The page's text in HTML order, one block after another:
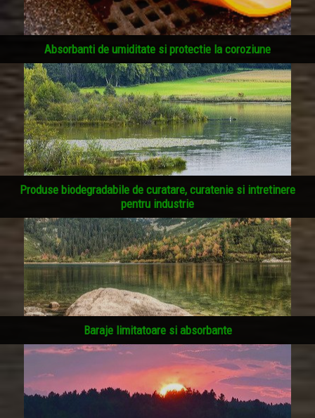
Absorbanti de umiditate si protectie la coroziune
Produse biodegradabile de curatare, curatenie si intretinere
pentru industrie
Baraje limitatoare si absorbante